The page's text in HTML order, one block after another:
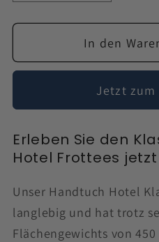
Menge
Handtuch
450
g/m²
Menge
für
Handtuch
Klassik
450
g/m²
In den
Jetzt zum
Erleben Sie den
Hotel Frottees
Unser Handtuch Hotel
langlebig und hat trotz
Flächengewichts von